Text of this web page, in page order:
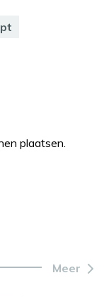
plaatsen.
Meer